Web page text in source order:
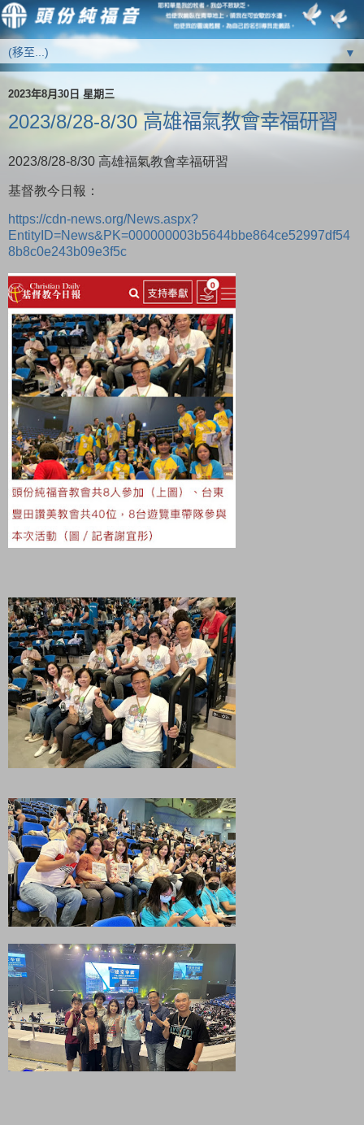
▼
2023年8月30日 星期三
2023/8/28-8/30 高雄福氣教會幸福研習
2023/8/28-8/30 高雄福氣教會幸福研習
基督教今日報：
https://cdn-news.org/News.aspx?
EntityID=News&PK=000000003b5644bbe864ce52997df54
8b8c0e243b09e3f5c